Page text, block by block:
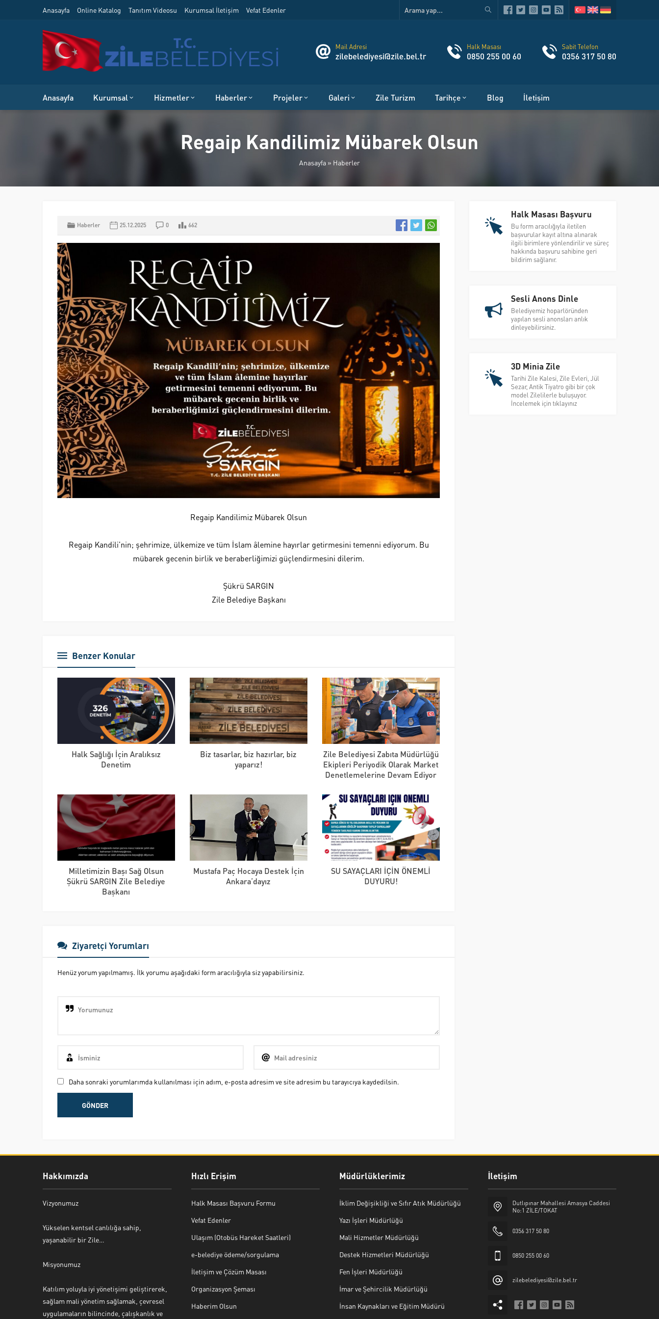
Anasayfa Online Katalog Tanıtım Videosu Kurumsal İletişim Vefat Edenler
Mail Adresi
zilebelediyesi@zile.bel.tr
Halk Masası
0850 255 00 60
Sabit Telefon
0356 317 50 80
Anasayfa Kurumsal Hizmetler Haberler Projeler Galeri Zile Turizm Tarihçe Blog İletişim
Regaip Kandilimiz Mübarek Olsun
Anasayfa » Haberler
Haberler 25.12.2025 0 662
Regaip Kandilimiz Mübarek Olsun
Regaip Kandili’nin; şehrimize, ülkemize ve tüm İslam âlemine hayırlar getirmesini temenni ediyorum. Bu
mübarek gecenin birlik ve beraberliğimizi güçlendirmesini dilerim.
Şükrü SARGIN
Zile Belediye Başkanı
Benzer Konular
Halk Sağlığı İçin Aralıksız
Denetim
Biz tasarlar, biz hazırlar, biz
yaparız!
Zile Belediyesi Zabıta Müdürlüğü
Ekipleri Periyodik Olarak Market
Denetlemelerine Devam Ediyor
Milletimizin Başı Sağ Olsun
Şükrü SARGIN Zile Belediye
Başkanı
Mustafa Paç Hocaya Destek İçin
Ankara’dayız
SU SAYAÇLARI İÇİN ÖNEMLİ
DUYURU!
Ziyaretçi Yorumları
Henüz yorum yapılmamış. İlk yorumu aşağıdaki form aracılığıyla siz yapabilirsiniz.
Daha sonraki yorumlarımda kullanılması için adım, e-posta adresim ve site adresim bu tarayıcıya kaydedilsin.
Halk Masası Başvuru
Bu form aracılığıyla iletilen
başvurular kayıt altına alınarak
ilgili birimlere yönlendirilir ve süreç
hakkında başvuru sahibine geri
bildirim sağlanır.
Sesli Anons Dinle
Belediyemiz hoparlöründen
yapılan sesli anonsları anlık
dinleyebilirsiniz.
3D Minia Zile
Tarihi Zile Kalesi, Zile Evleri, Jül
Sezar, Antik Tiyatro gibi bir çok
model Zilelilerle buluşuyor.
İncelemek için tıklayınız
Hakkımızda
Vizyonumuz
Yükselen kentsel canlılığa sahip,
yaşanabilir bir Zile…
Misyonumuz
Katılım yoluyla iyi yönetişimi geliştirerek,
sağlam mali yönetim sağlamak, çevresel
uygulamaların bilincinde, çalışkanlık ve
Hızlı Erişim
Halk Masası Başvuru Formu
Vefat Edenler
Ulaşım (Otobüs Hareket Saatleri)
e-belediye ödeme/sorgulama
İletişim ve Çözüm Masası
Organizasyon Şeması
Haberim Olsun
Müdürlüklerimiz
İklim Değişikliği ve Sıfır Atık Müdürlüğü
Yazı İşleri Müdürlüğü
Mali Hizmetler Müdürlüğü
Destek Hizmetleri Müdürlüğü
Fen İşleri Müdürlüğü
İmar ve Şehircilik Müdürlüğü
İnsan Kaynakları ve Eğitim Müdürü
İletişim
Dutlıpınar Mahallesi Amasya Caddesi
No:1 ZİLE/TOKAT
0356 317 50 80
0850 255 00 60
zilebelediyesi@zile.bel.tr